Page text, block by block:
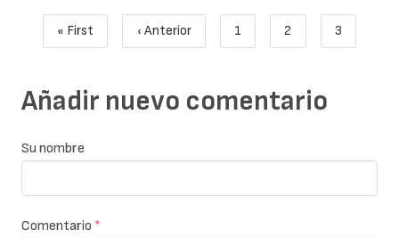
Paginación
Primera página
« First
Página anterior
‹ Anterior
Page
1
Page
2
Página
3
Añadir nuevo comentario
Su nombre
Comentario *